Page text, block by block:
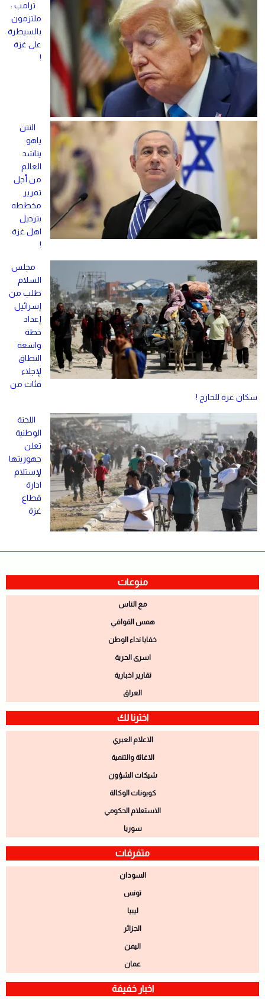
ترامب :
ملتزمون
بالسيطرة
على غزة
!
النتن
ياهو
يناشد
العالم
من أجل
تمرير
مخططه
بترحيل
اهل غزة
!
مجلس
السلام
طلب من
إسرائيل
إعداد
خطة
واسعة
النطاق
لإجلاء
فئات من
سكان غزة للخارج !
اللجنة
الوطنية
تعلن
جهوزيتها
لإستلام
ادارة
قطاع
غزة
منوعات
مع الناس
همس القوافي
خفايا نداء الوطن
اسرى الحرية
تقارير اخبارية
العراق
اخترنا لك
الاعلام العبري
الاغاثة والتنمية
شيكات الشؤون
كوبونات الوكالة
الاستعلام الحكومي
سوريا
متفرقات
السودان
تونس
ليبيا
الجزائر
اليمن
عمان
اخبار خفيفة